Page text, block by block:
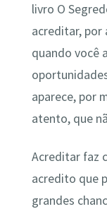
livro O
acreditar, por
quando você
aparece, por
atento, que
Acreditar faz
acredito que
grandes